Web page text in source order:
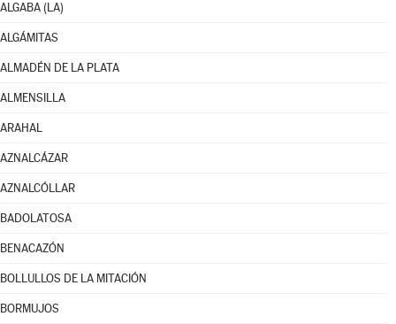
ALGABA (LA)
ALGÁMITAS
ALMADÉN DE LA PLATA
ALMENSILLA
ARAHAL
AZNALCÁZAR
AZNALCÓLLAR
BADOLATOSA
BENACAZÓN
BOLLULLOS DE LA MITACIÓN
BORMUJOS